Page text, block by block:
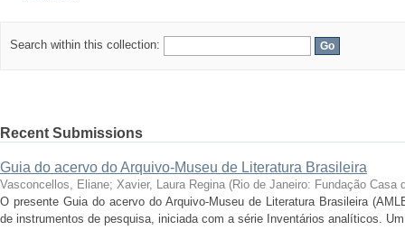
Search within this collection:
Recent Submissions
Guia do acervo do Arquivo-Museu de Literatura Brasileira
Vasconcellos, Eliane; Xavier, Laura Regina (Rio de Janeiro: Fundação Casa
O presente Guia do acervo do Arquivo-Museu de Literatura Brasileira
de instrumentos de pesquisa, iniciada com a série Inventários analíticos.